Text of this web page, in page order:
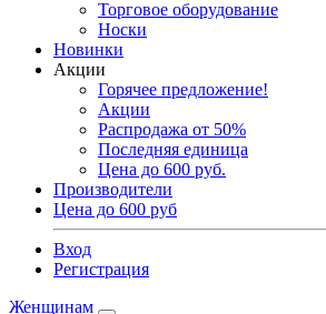
Торговое оборудование
Носки
Новинки
Акции
Горячее предложение!
Акции
Распродажа от 50%
Последняя единица
Цена до 600 руб.
Производители
Цена до 600 руб
Вход
Регистрация
Женщинам